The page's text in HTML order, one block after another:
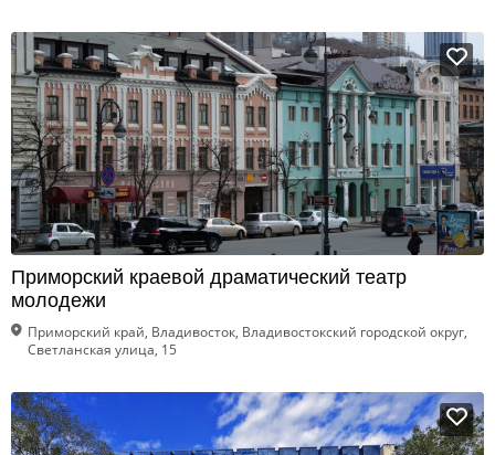
Приморский краевой драматический театр
молодежи
Приморский край, Владивосток, Владивостокский городской округ,
Светланская улица, 15